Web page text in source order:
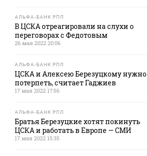
АЛЬФА-БАНК РПЛ
В ЦСКА отреагировали на слухи о
переговорах с Федотовым
26 мая 2022 20:06
АЛЬФА-БАНК РПЛ
ЦСКА и Алексею Березуцкому нужно
потерпеть, считает Гаджиев
17 мая 2022 17:56
АЛЬФА-БАНК РПЛ
Братья Березуцкие хотят покинуть
ЦСКА и работать в Европе — СМИ
17 мая 2022 15:35